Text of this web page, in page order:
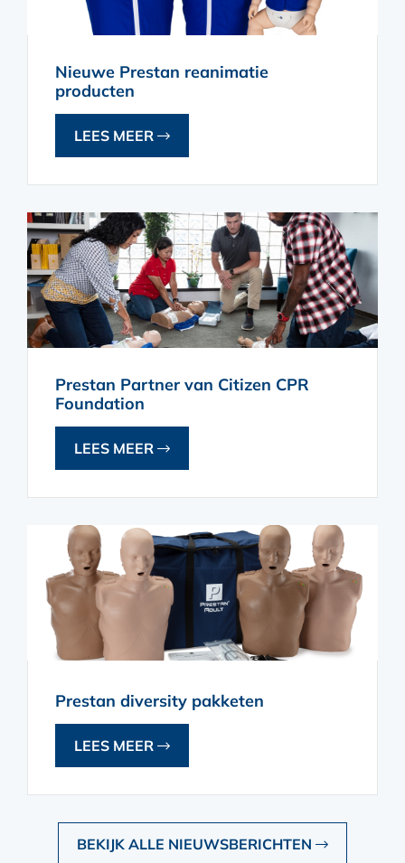
Nieuwe Prestan reanimatie
producten
LEES MEER
Prestan Partner van Citizen CPR
Foundation
LEES MEER
Prestan diversity pakketen
LEES MEER
BEKIJK ALLE NIEUWSBERICHTEN